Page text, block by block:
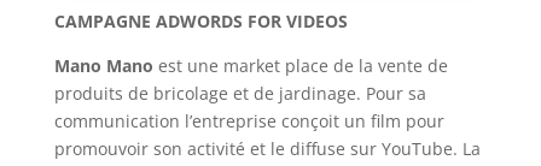
CAMPAGNE ADWORDS FOR VIDEOS
Mano Mano est une market place de la vente de
produits de bricolage et de jardinage. Pour sa
communication l’entreprise conçoit un film pour
promouvoir son activité et le diffuse sur YouTube. La